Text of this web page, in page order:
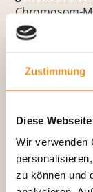
Zustimmung
Diese
Wir verwenden
zu können und
Chromosom-
Verdacht auf
gründliche
gehört zum
ermöglicht
Spermien im